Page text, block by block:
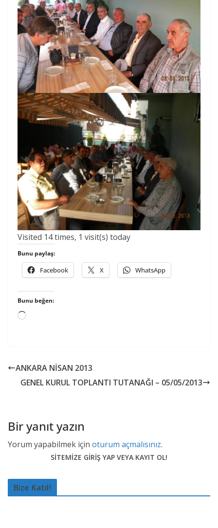
Visited 14 times, 1 visit(s) today
Bunu paylaş:
Facebook X WhatsApp
Bunu beğen:
Yükleniyor...
ANKARA NİSAN 2013
GENEL KURUL TOPLANTI TUTANAĞI – 05/05/2013
Bir yanıt yazın
Yorum yapabilmek için oturum açmalısınız.
SİTEMİZE GİRİŞ YAP VEYA KAYIT OL!
Bize Katıl!